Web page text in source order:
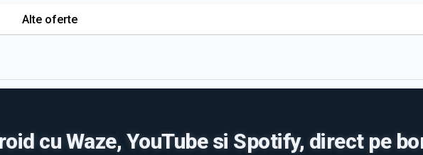
Alte oferte
cu Waze, YouTube si Spotify, direct pe